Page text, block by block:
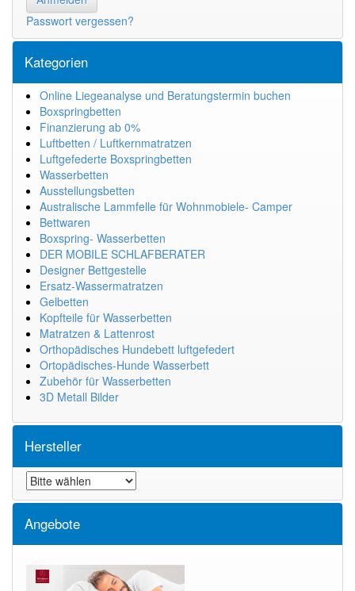
Passwort vergessen?
Kategorien
Online Liegeanalyse und Beratungstermin buchen
Boxspringbetten
Finanzierung ab 0%
Luftbetten / Luftkernmatratzen
Luftgefederte Boxspringbetten
Wasserbetten
Ausstellungsbetten
Australische Lammfelle für Wohnmobiele- Camper
Bettwaren
Boxspring- Wasserbetten
DER MOBILE SCHLAFBERATER
Designer Bettgestelle
Ersatz-Wassermatratzen
Gelbetten
Kopfteile für Wasserbetten
Matratzen & Lattenrost
Orthopädisches Hundebett luftgefedert
Ortopädisches-Hunde Wasserbett
Zubehör für Wasserbetten
3D Metall Bilder
Hersteller
Angebote